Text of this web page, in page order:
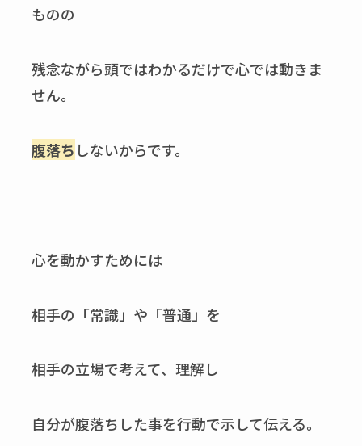
ものの
残念ながら頭ではわかるだけで心では動きま
せん。
腹落ち しないからです。
心を動かすためには
相手の「常識」や「普通」を
相手の立場で考えて、理解し
自分が腹落ちした事を行動で示して伝える。